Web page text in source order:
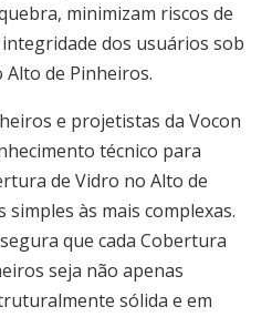
minimizam riscos de
dos usuários sob
de Pinheiros.
e projetistas da Vocon
técnico para
de Vidro no Alto de
simples às mais complexas.
que cada Cobertura
seja não apenas
sólida e em